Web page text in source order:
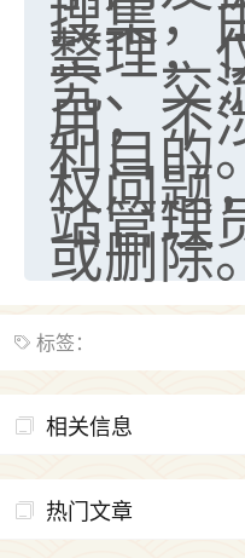
搜集，
整理，
究、交
用，不
利目的
权问题
站管理
或删除
标签：
相关信息
热门文章